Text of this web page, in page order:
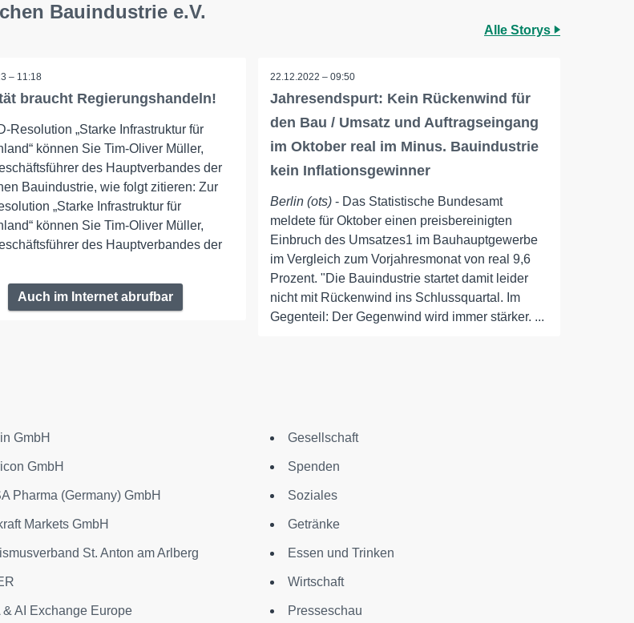
Bauindustrie e.V.
Alle Storys
– 11:18
braucht Regierungshandeln!
Resolution „Starke Infrastruktur für
können Sie Tim-Oliver Müller,
des Hauptverbandes der
Bauindustrie, wie folgt zitieren: Zur
„Starke Infrastruktur für
können Sie Tim-Oliver Müller,
des Hauptverbandes der
Auch im Internet abrufbar
22.12.2022 – 09:50
Jahresendspurt: Kein Rückenwind für
den Bau / Umsatz und Auftragseingang
im Oktober real im Minus. Bauindustrie
kein Inflationsgewinner
Berlin (ots) - Das Statistische Bundesamt
meldete für Oktober einen preisbereinigten
Einbruch des Umsatzes1 im Bauhauptgewerbe
im Vergleich zum Vorjahresmonat von real 9,6
Prozent. "Die Bauindustrie startet damit leider
nicht mit Rückenwind ins Schlussquartal. Im
Gegenteil: Der Gegenwind wird immer stärker. ...
GmbH
GmbH
Pharma (Germany) GmbH
Markets GmbH
St. Anton am Arlberg
& AI Exchange Europe
Gesellschaft
Spenden
Soziales
Getränke
Essen und Trinken
Wirtschaft
Presseschau